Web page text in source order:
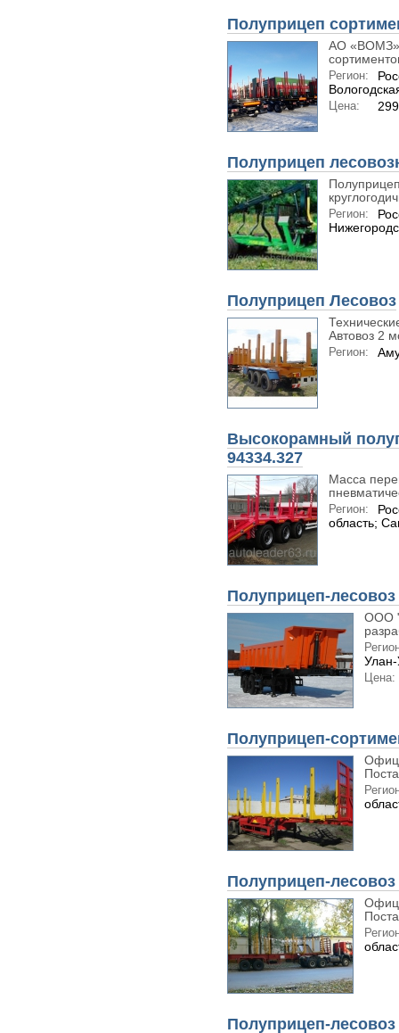
Полуприцеп
АО «ВОМЗ»
Регион:
Цена:
Полуприцеп
Регион:
Полуприцеп Лесовоз
Автовоз 2
Регион:
Высокорамный
94334.327
Масса
Регион:
область;
Полуприцеп-
ООО
Цена:
Полуприцеп-
Полуприцеп-лесовоз
Полуприцеп-